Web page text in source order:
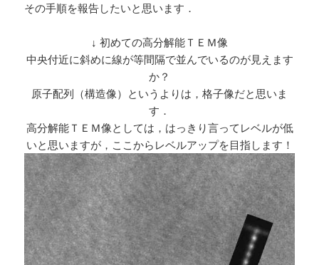
その手順を報告したいと思います．
↓ 初めての高分解能ＴＥＭ像
中央付近に斜めに線が等間隔で並んでいるのが見えます
か？
原子配列（構造像）というよりは，格子像だと思いま
す．
高分解能ＴＥＭ像としては，はっきり言ってレベルが低
いと思いますが，ここからレベルアップを目指します！